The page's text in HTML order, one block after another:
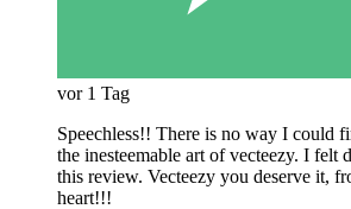
vor 1 Tag
Speechless!! There is no way I could
the inesteemable art of vecteezy. I felt
this review. Vecteezy you deserve it,
heart!!!